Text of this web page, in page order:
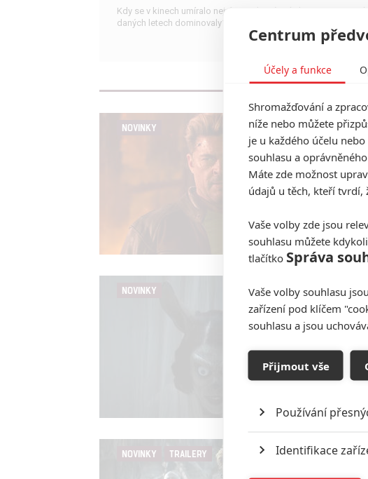
Kdy se v kinech umíralo nejvíce? A které snímky v
daných letech dominovaly?
NOVINKY
NOVINKY
NOVINKY TRAILERY
Centrum
Účely a funkce
Shromažďování a
níže nebo můžete
je u každého účelu
souhlasu a
Máte zde možnost
údajů u těch, kteří tvrdí,
Vaše volby zde jsou
souhlasu můžete
tlačítko Správa
Vaše volby souhlasu
zařízení pod klíčem
souhlasu a jsou
Přijmout vše
Používání
Identifikace